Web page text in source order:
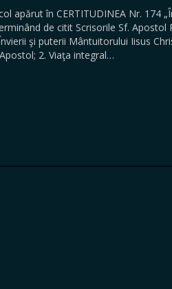
apărut în CERTITUDINEA Nr. 174
de citit Scrisorile Sf. Apostol
şi puterii Mântuitorului Iisus
2. Viaţa integral…